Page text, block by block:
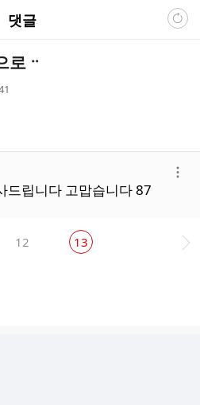
댓글
로ᆢ
드립니다 고맙습니다 87
12 13